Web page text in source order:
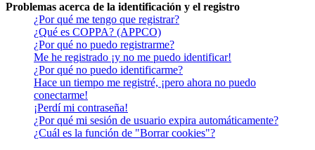
Problemas acerca de la identificación y el registro
¿Por qué me tengo que registrar?
¿Qué es COPPA? (APPCO)
¿Por qué no puedo registrarme?
Me he registrado ¡y no me puedo identificar!
¿Por qué no puedo identificarme?
Hace un tiempo me registré, ¡pero ahora no puedo
conectarme!
¡Perdí mi contraseña!
¿Por qué mi sesión de usuario expira automáticamente?
¿Cuál es la función de "Borrar cookies"?